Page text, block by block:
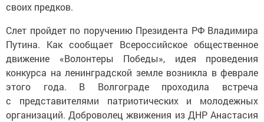
своих предков.
Слет пройдет по поручению Президента РФ Владимира
Путина. Как сообщает Всероссийское общественное
движение «Волонтеры Победы», идея проведения
конкурса на ленинградской земле возникла в феврале
этого года. В Волгограде проходила встреча
с представителями патриотических и молодежных
организаций. Доброволец жвижения из ДНР Анастасия